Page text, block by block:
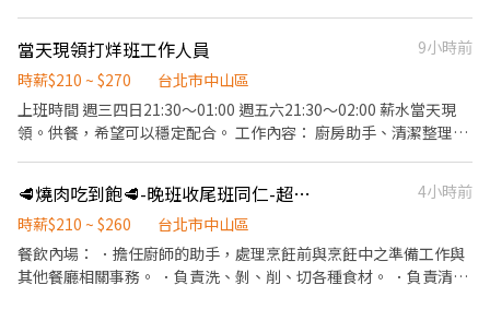
當天現領打烊班工作人員
9小時前
時薪$210 ~ $270
台北市中山區
上班時間 週三四日21:30～01:00 週五六21:30～02:00 薪水當天現
領。供餐，希望可以穩定配合。 工作內容： 廚房助手、清潔整理、
🥩燒肉吃到飽🥩-晚班收尾班同仁-超彈性排班🉑
4小時前
時薪$210 ~ $260
台北市中山區
餐飲內場： ．擔任廚師的助手，處理烹飪前與烹飪中之準備工作與
其他餐廳相關事務。 ．負責洗、剝、削、切各種食材。 ．負責清理